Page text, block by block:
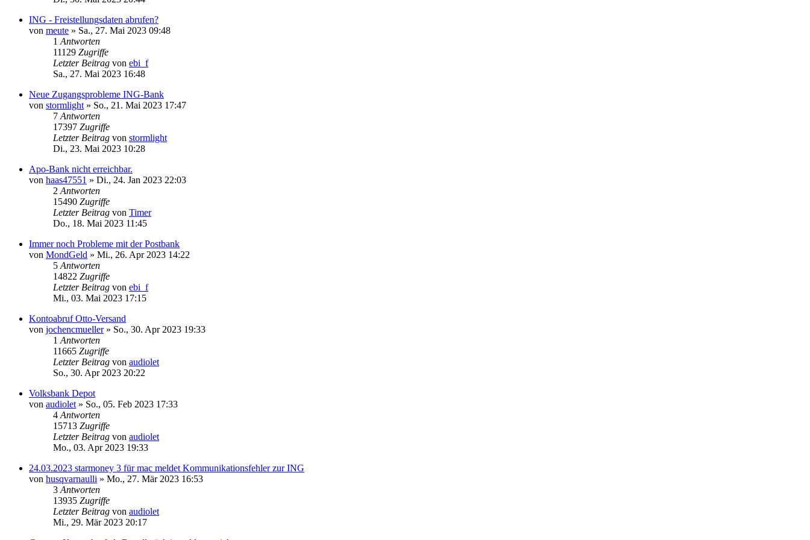
ING - Freistellungsdaten abrufen?
von meute » Sa., 27. Mai 2023 09:48
1 Antworten
11129 Zugriffe
Letzter Beitrag von ebi_f
Sa., 27. Mai 2023 16:48
Neue Zugangsprobleme ING-Bank
von stormlight » So., 21. Mai 2023 17:47
7 Antworten
17397 Zugriffe
Letzter Beitrag von stormlight
Di., 23. Mai 2023 10:28
Apo-Bank nicht erreichbar.
von haas47551 » Di., 24. Jan 2023 22:03
2 Antworten
15490 Zugriffe
Letzter Beitrag von Timer
Do., 18. Mai 2023 11:45
Immer noch Probleme mit der Postbank
von MondGeld » Mi., 26. Apr 2023 14:22
5 Antworten
14822 Zugriffe
Letzter Beitrag von ebi_f
Mi., 03. Mai 2023 17:15
Kontoabruf Otto-Versand
von jochencmueller» So., 30. Apr 2023 19:33
1 Antworten
11665 Zugriffe
Letzter Beitrag von audiolet
So., 30. Apr 2023 20:22
Volksbank Depot
von audiolet » So., 05. Feb 2023 17:33
4 Antworten
15713 Zugriffe
Letzter Beitrag von audiolet
Mo., 03. Apr 2023 19:33
24.03.2023 starmoney 3 für mac meldet Kommunikationsfehler zur ING
von husqvarnaulli » Mo., 27. Mär 2023 16:53
3 Antworten
13935 Zugriffe
Letzter Beitrag von audiolet
Mi., 29. Mär 2023 20:17